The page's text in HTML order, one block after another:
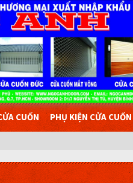
CUỐN PHỤ KIỆN CỬA CUỐN